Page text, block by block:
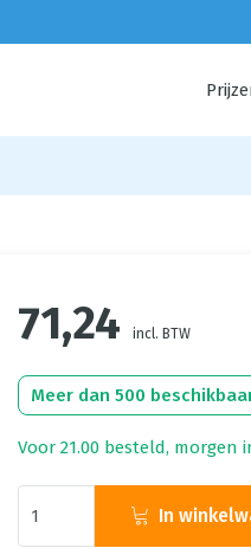
71,24 incl. BTW
Meer dan 500
Voor 21.00 besteld, morgen
In